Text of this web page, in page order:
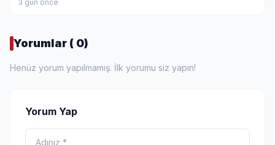
3 gün önce
Yorumlar ( 0)
Henüz yorum yapılmamış. İlk yorumu siz yapın!
Yorum Yap